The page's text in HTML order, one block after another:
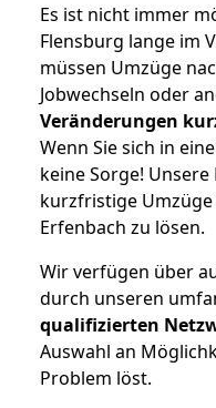
Es ist nicht immer
Flensburg lange im
müssen Umzüge
Jobwechseln oder
Veränderungen
Wenn Sie sich in
keine Sorge!
kurzfristige
Erfenbach zu lösen.
Wir verfügen über
durch unseren
qualifizierten
Auswahl an
Problem löst.